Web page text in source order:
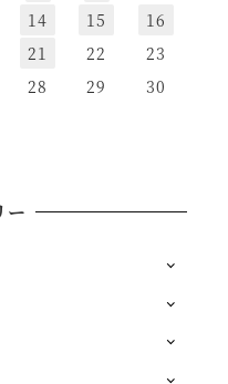
14 15
16
21 22
23
28 29
30
ー